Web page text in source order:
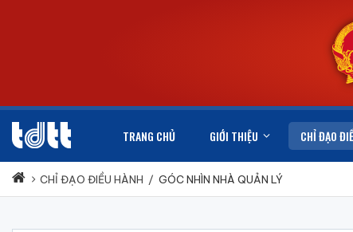
TRANG CHỦ GIỚI THIỆU CHỈ ĐẠO
CHỈ ĐẠO ĐIỀU HÀNH / GÓC NHÌN NHÀ QUẢN LÝ